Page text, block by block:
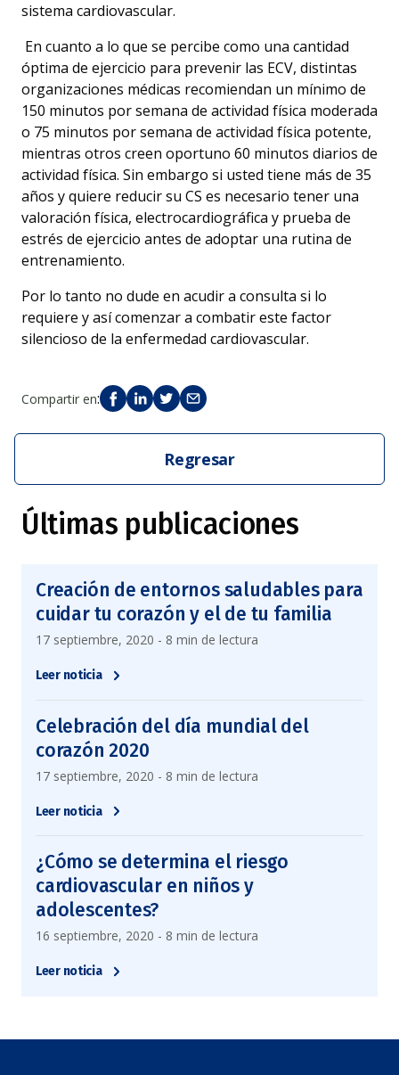
sistema cardiovascular.
En cuanto a lo que se percibe como una cantidad
óptima de ejercicio para prevenir las ECV, distintas
organizaciones médicas recomiendan un mínimo de
150 minutos por semana de actividad física moderada
o 75 minutos por semana de actividad física potente,
mientras otros creen oportuno 60 minutos diarios de
actividad física. Sin embargo si usted tiene más de 35
años y quiere reducir su CS es necesario tener una
valoración física, electrocardiográfica y prueba de
estrés de ejercicio antes de adoptar una rutina de
entrenamiento.
Por lo tanto no dude en acudir a consulta si lo
requiere y así comenzar a combatir este factor
silencioso de la enfermedad cardiovascular.
Compartir en:
Regresar
Últimas publicaciones
Creación de entornos saludables para
cuidar tu corazón y el de tu familia
17 septiembre, 2020 - 8 min de lectura
Leer noticia
Celebración del día mundial del
corazón 2020
17 septiembre, 2020 - 8 min de lectura
Leer noticia
¿Cómo se determina el riesgo
cardiovascular en niños y
adolescentes?
16 septiembre, 2020 - 8 min de lectura
Leer noticia